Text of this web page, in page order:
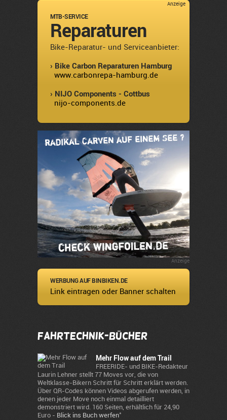
Anzeige
MTB-SERVICE
Reparaturen
Bike-Reparatur- und Serviceanbieter:
› Bike Carbon Reparaturen Hamburg
www.carbonrepa-hamburg.de
› NIJO Components - Cottbus
nijo-components.de
Anzeige
WERBUNG AUF BINBIKEN.DE
Link eintragen oder Banner schalten
Fahrtechnik-Bücher
Mehr Flow auf dem Trail
FREERIDE- und BIKE-Redakteur
Laurin Lehner stellt 77 Moves vor, die von
Weltklasse-Bikern Schritt für Schritt erklärt werden.
Über QR-Codes können Videos abgerufen werden, in
denen jeder Move noch einmal detailliert
demonstriert wird. 160 Seiten, erhältlich für 24,90
Euro - Blick ins Buch werfen*